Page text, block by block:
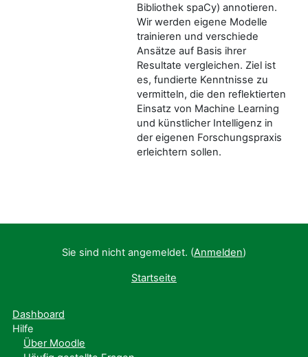
Bibliothek spaCy) annotieren.
Wir werden eigene Modelle
trainieren und verschiede
Ansätze auf Basis ihrer
Resultate vergleichen. Ziel ist
es, fundierte Kenntnisse zu
vermitteln, die den reflektierten
Einsatz von Machine Learning
und künstlicher Intelligenz in
der eigenen Forschungspraxis
erleichtern sollen.
Sie sind nicht angemeldet. (Anmelden)
Startseite
Dashboard
Hilfe
Über Moodle